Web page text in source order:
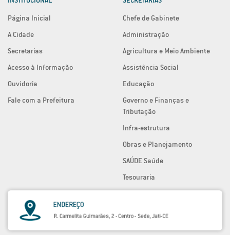
Página Inicial
A Cidade
Secretarias
Acesso à Informação
Ouvidoria
Fale com a Prefeitura
Chefe de Gabinete
Administração
Agricultura e Meio Ambiente
Assistência Social
Educação
Governo e Finanças e
Tributação
Infra-estrutura
Obras e Planejamento
SAÚDE Saúde
Tesouraria